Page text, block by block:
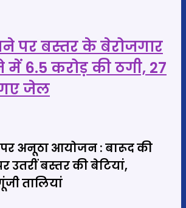
पर बस्तर के बेरोजगार
में 6.5 करोड़ की ठगी, 27
जेल
अनूठा आयोजन : बारूद की
उतरीं बस्तर की बेटियां,
तालियां